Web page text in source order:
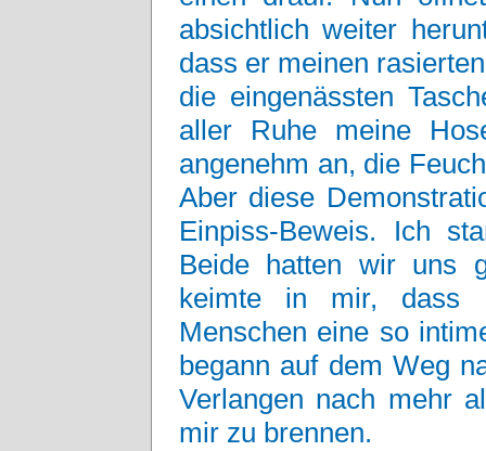
absichtlich weiter
dass er meinen
die eingenässten
aller Ruhe meine
angenehm an, die
Aber diese
Einpiss-Beweis. Ich
Beide hatten wir uns
keimte in mir, dass
Menschen eine so
begann auf dem Weg
Verlangen nach mehr
mir zu brennen.